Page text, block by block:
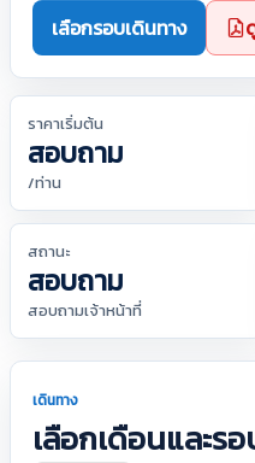
เลือกรอบเดินทาง
ราคาเริ่มต้น
สอบถาม
/ท่าน
สถานะ
สอบถาม
สอบถามเจ้าหน้าที่
เดินทาง
เลือกเดือนและร